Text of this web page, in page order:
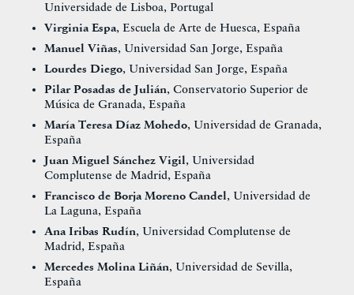
Universidade de Lisboa, Portugal
Virginia Espa, Escuela de Arte de Huesca, España
Manuel Viñas, Universidad San Jorge, España
Lourdes Diego, Universidad San Jorge, España
Pilar Posadas de Julián, Conservatorio Superior de
Música de Granada, España
María Teresa Díaz Mohedo, Universidad de Granada,
España
Juan Miguel Sánchez Vigil, Universidad
Complutense de Madrid, España
Francisco de Borja Moreno Candel, Universidad de
La Laguna, España
Ana Iribas Rudín, Universidad Complutense de
Madrid, España
Mercedes Molina Liñán, Universidad de Sevilla,
España